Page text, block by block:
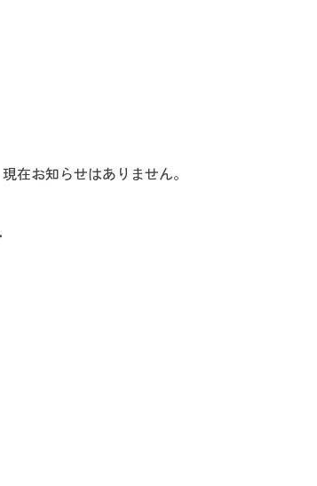
現在お知らせはありません。